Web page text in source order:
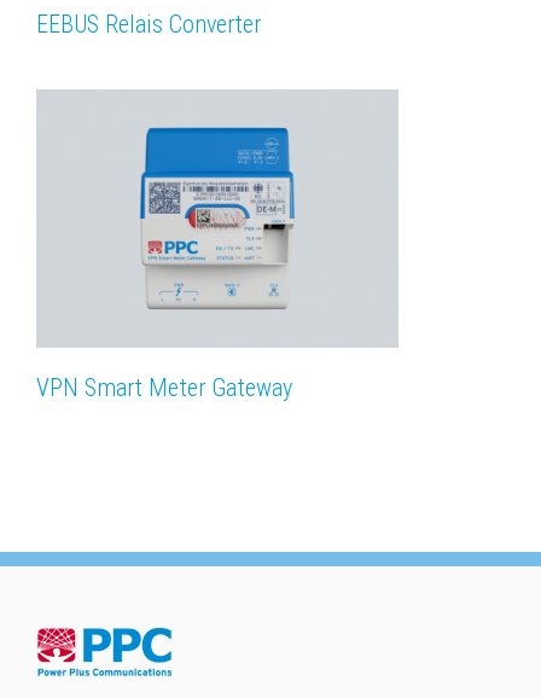
EEBUS Relais Converter
VPN Smart Meter Gateway